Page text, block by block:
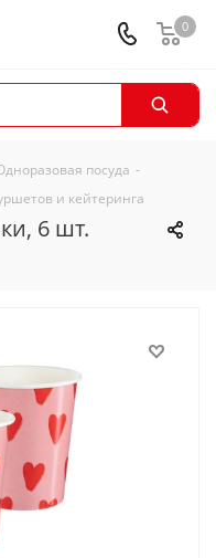
0
посуда -
и кейтеринга
6 шт.